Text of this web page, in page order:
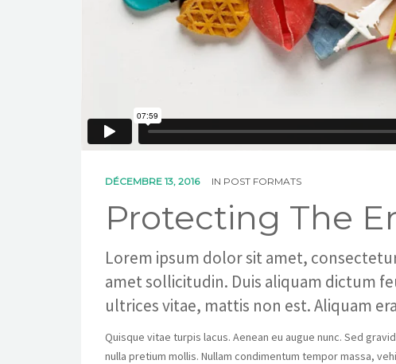
DÉCEMBRE 13, 2016 IN POST FORMATS
Protecting The
Lorem ipsum dolor sit amet,
amet sollicitudin. Duis aliquam dictum
ultrices vitae, mattis non est. Aliquam
Quisque vitae turpis lacus. Aenean eu augue nunc. Sed
nulla pretium mollis. Nullam condimentum tempor massa,